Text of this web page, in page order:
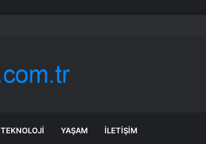
TEKNOLOJI YAŞAM İLETIŞIM